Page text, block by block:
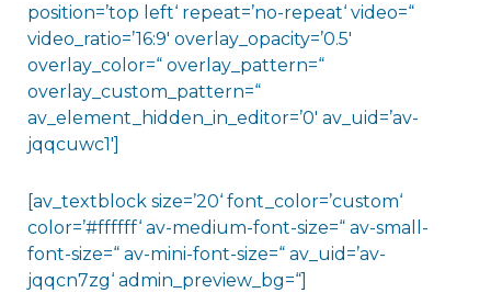
position=’top left‘ repeat=’no-repeat‘ video=“
video_ratio=’16:9′ overlay_opacity=’0.5′
overlay_color=“ overlay_pattern=“
overlay_custom_pattern=“
av_element_hidden_in_editor=’0′ av_uid=’av-
jqqcuwc1′]
[av_textblock size=’20‘ font_color=’custom‘
color=’#ffffff‘ av-medium-font-size=“ av-small-
font-size=“ av-mini-font-size=“ av_uid=’av-
jqqcn7zg‘ admin_preview_bg=“]